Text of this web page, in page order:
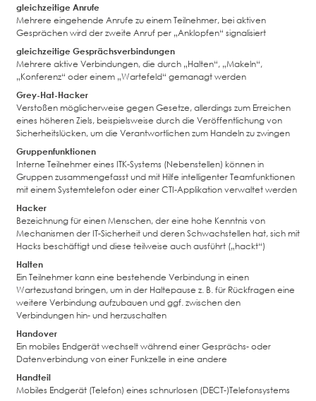
gleichzeitige Anrufe
Mehrere eingehende Anrufe zu einem Teilnehmer, bei aktiven
Gesprächen wird der zweite Anruf per „Anklopfen“ signalisiert
gleichzeitige Gesprächsverbindungen
Mehrere aktive Verbindungen, die durch „Halten“, „Makeln“,
„Konferenz“ oder einem „Wartefeld“ gemanagt werden
Grey-Hat-Hacker
Verstoßen möglicherweise gegen Gesetze, allerdings zum Erreichen
eines höheren Ziels, beispielsweise durch die Veröffentlichung von
Sicherheitslücken, um die Verantwortlichen zum Handeln zu zwingen
Gruppenfunktionen
Interne Teilnehmer eines ITK-Systems (Nebenstellen) können in
Gruppen zusammengefasst und mit Hilfe intelligenter Teamfunktionen
mit einem Systemtelefon oder einer CTI-Applikation verwaltet werden
Hacker
Bezeichnung für einen Menschen, der eine hohe Kenntnis von
Mechanismen der IT-Sicherheit und deren Schwachstellen hat, sich mit
Hacks beschäftigt und diese teilweise auch ausführt („hackt“)
Halten
Ein Teilnehmer kann eine bestehende Verbindung in einen
Wartezustand bringen, um in der Haltepause z. B. für Rückfragen eine
weitere Verbindung aufzubauen und ggf. zwischen den
Verbindungen hin- und herzuschalten
Handover
Ein mobiles Endgerät wechselt während einer Gesprächs- oder
Datenverbindung von einer Funkzelle in eine andere
Handteil
Mobiles Endgerät (Telefon) eines schnurlosen (DECT-)Telefonsystems